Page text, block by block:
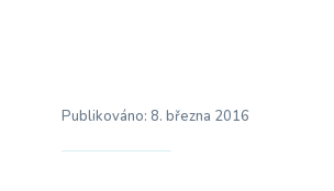
Publikováno: 8. března 2016